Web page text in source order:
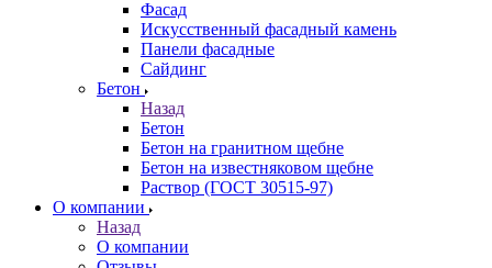
Фасад
Искусственный фасадный камень
Панели фасадные
Сайдинг
Бетон
Назад
Бетон
Бетон на гранитном щебне
Бетон на известняковом щебне
Раствор (ГОСТ 30515-97)
О компании
Назад
О компании